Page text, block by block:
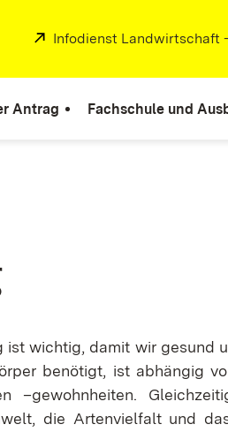
Extern:
Infodienst Landwirtschaft
Antrag Fachschule und
ist wichtig, damit wir gesund
benötigt, ist abhängig
–gewohnheiten.
die Artenvielfalt und